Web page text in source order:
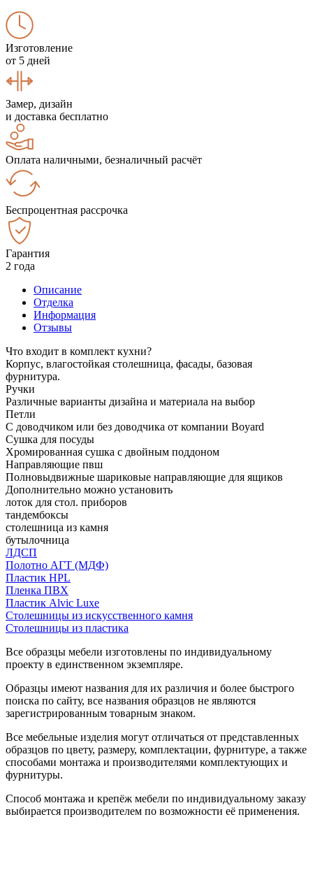
Изготовление
от 5 дней
Замер, дизайн
и доставка бесплатно
Оплата наличными, безналичный расчёт
Беспроцентная рассрочка
Гарантия
2 года
Описание
Отделка
Информация
Отзывы
Что входит в комплект кухни?
Корпус, влагостойкая столешница, фасады, базовая
фурнитура.
Ручки
Различные варианты дизайна и материала на выбор
Петли
С доводчиком или без доводчика от компании Boyard
Сушка для посуды
Хромированная сушка с двойным поддоном
Направляющие пвш
Полновыдвижные шариковые направляющие для ящиков
Дополнительно можно установить
лоток для стол. приборов
тандембоксы
столешница из камня
бутылочница
ЛДСП
Полотно АГТ (МДФ)
Пластик HPL
Пленка ПВХ
Пластик Alvic Luxe
Столешницы из искусственного камня
Столешницы из пластика
Все образцы мебели изготовлены по индивидуальному
проекту в единственном экземпляре.
Образцы имеют названия для их различия и более быстрого
поиска по сайту, все названия образцов не являются
зарегистрированным товарным знаком.
Все мебельные изделия могут отличаться от представленных
образцов по цвету, размеру, комплектации, фурнитуре, а также
способами монтажа и производителями комплектующих и
фурнитуры.
Способ монтажа и крепёж мебели по индивидуальному заказу
выбирается производителем по возможности её применения.